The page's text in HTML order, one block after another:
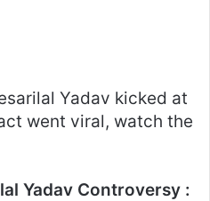
Yadav kicked at
went viral, watch the
Yadav Controversy :